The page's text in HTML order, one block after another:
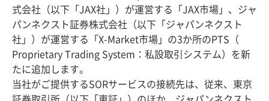
式会社（以下「JAX社」）が運営する「JAX市場」、ジャ
パンネクスト証券株式会社（以下「ジャパンネクスト
社」）が運営する「X-Market市場」の3か所のPTS（
Proprietary Trading System：私設取引システム）を新
たに追加します。
当社がご提供するSORサービスの接続先は、従来、東京